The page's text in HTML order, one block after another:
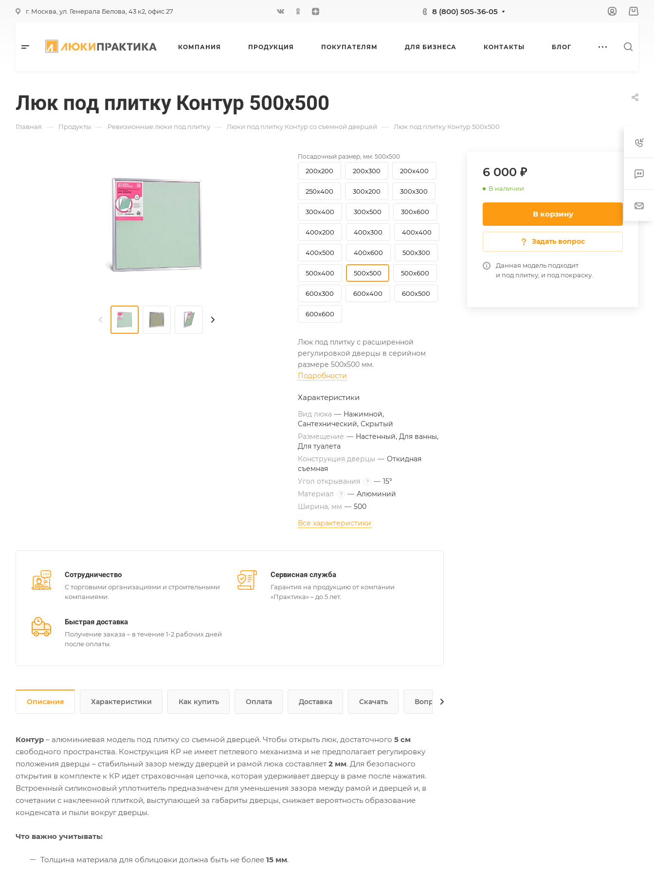
г. Москва, ул. Генерала Белова, 43 к2, офис 27 8 (800) 505-36-05
КОМПАНИЯ ПРОДУКЦИЯ ПОКУПАТЕЛЯМ ДЛЯ БИЗНЕСА КОНТАКТЫ БЛОГ
Люк под плитку Контур 500х500
Главная — Продукты — Ревизионные люки под плитку — Люки под плитку Контур со съемной дверцей — Люк под плитку Контур 500х500
6 000 ₽
В наличии
В корзину
Задать вопрос
Данная модель подходит
и под плитку, и под покраску.
Посадочный размер, мм: 500х500
200х200 200х300 200х400
250х400 300х200 300х300
300х400 300х500 300х600
400х200 400х300 400х400
400х500 400х600 500х300
500х400 500х500 500х600
600х300 600х400 600х500
600х600
Люк под плитку с расширенной
регулировкой дверцы в серийном
размере 500х500 мм.
Подробности
Характеристики
Вид люка — Нажимной,
Сантехнический, Скрытый
Размещение — Настенный, Для ванны,
Для туалета
Конструкция дверцы — Откидная
съемная
Угол открывания
? — 15°
Материал
? — Алюминий
Ширина, мм — 500
Все характеристики
Сотрудничество
С торговыми организациями и строительными
компаниями.
Сервисная служба
Гарантия на продукцию от компании
«Практика» – до 5 лет.
Быстрая доставка
Получение заказа – в течение 1-2 рабочих дней
после оплаты.
Описание Характеристики Как купить Оплата Доставка Скачать Вопросы и ответы
Контур – алюминиевая модель под плитку со съемной дверцей. Чтобы открыть люк, достаточного 5 см
свободного пространства. Конструкция КР не имеет петлевого механизма и не предполагает регулировку
положения дверцы – стабильный зазор между дверцей и рамой люка составляет 2 мм. Для безопасного
открытия в комплекте к КР идет страховочная цепочка, которая удерживает дверцу в раме после нажатия.
Встроенный силиконовый уплотнитель предназначен для уменьшения зазора между рамой и дверцей и, в
сочетании с наклеенной плиткой, выступающей за габариты дверцы, снижает вероятность образование
конденсата и пыли вокруг дверцы.
Что важно учитывать:
Толщина материала для облицовки должна быть не более 15 мм.